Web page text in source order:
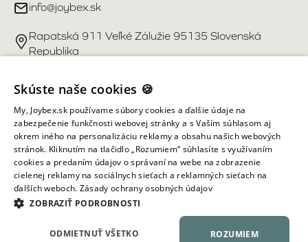
info@joybex.sk
Rapatská 911 Veľké Zálužie 95135 Slovenská
Republika
Užitočné odkazy
Účet
Informácie obchodu
Všetky práva vyhradené ©
Skúste naše cookies 🍪
My, Joybex.sk používame súbory cookies a ďalšie údaje na
zabezpečenie funkčnosti webovej stránky a s Vaším súhlasom aj
okrem iného na personalizáciu reklamy a obsahu našich webových
stránok. Kliknutím na tlačidlo „Rozumiem“ súhlasíte s využívaním
cookies a predaním údajov o správaní na webe na zobrazenie
cielenej reklamy na sociálnych sieťach a reklamných sieťach na
ďalších weboch. Zásady ochrany osobných údajov
ZOBRAZIŤ PODROBNOSTI
ROZUMIEM
ODMIETNUŤ VŠETKO